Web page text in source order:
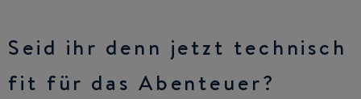
Seid ihr denn jetzt technisch
fit für das Abenteuer?